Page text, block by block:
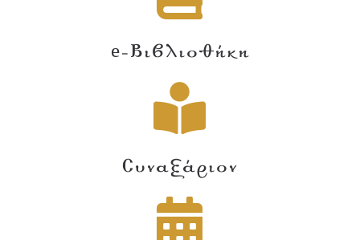
e-Βιβλιοθήκη
Συναξάριον